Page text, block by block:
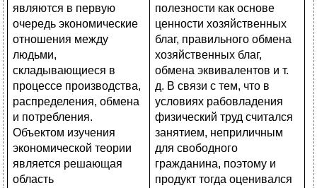
полезности как основе
ценности хозяйственных
благ, правильного обмена
хозяйственных благ,
обмена эквивалентов и т.
д. В связи с тем, что в
условиях рабовладения
физический труд считался
занятием, неприличным
для свободного
гражданина, поэтому и
продукт тогда оценивался